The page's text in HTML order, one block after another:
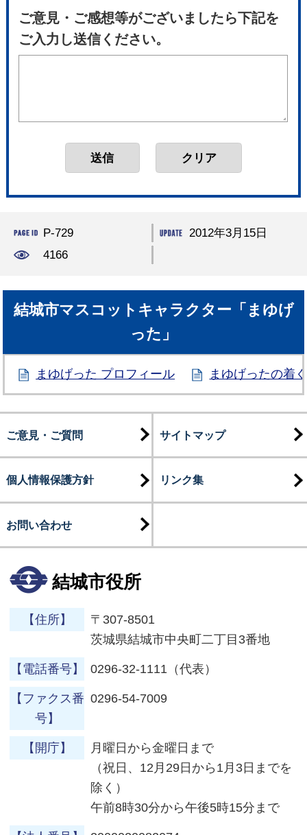
ご意見・ご感想等がございましたら下記を
ご入力し送信ください。
P-729
2012年3月15日
4166
結城市マスコットキャラクター「まゆげ
った」
まゆげった プロフィール まゆげったの着
ご意見・ご質問 サイトマップ
個人情報保護方針 リンク集
お問い合わせ
結城市役所
【住所】
〒307-8501
茨城県結城市中央町二丁目3番地
【電話番号】 0296-32-1111（代表）
【ファクス番
号】
0296-54-7009
【開庁】
月曜日から金曜日まで
（祝日、12月29日から1月3日までを
除く）
午前8時30分から午後5時15分まで